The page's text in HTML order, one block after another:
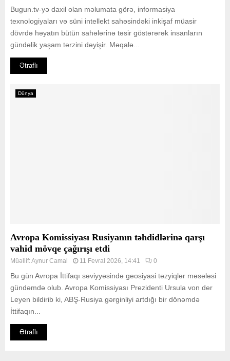
Bugun.tv-yə daxil olan məlumata görə, informasiya
texnologiyaları və süni intellekt sahəsindəki inkişaf müasir
dövrdə həyatın bütün sahələrinə təsir göstərərək insanların
gündəlik yaşam tərzini dəyişir. Məqalə...
Ətraflı
Dünya
Avropa Komissiyası Rusiyanın təhdidlərinə qarşı
vahid mövqe çağırışı etdi
Müəllif:Aynur Camal 11 Fevral 2026, 14:41 0
Bu gün Avropa İttifaqı səviyyəsində geosiyasi təzyiqlər məsələsi
gündəmdə olub. Avropa Komissiyası Prezidenti Ursula von der
Leyen bildirib ki, ABŞ-Rusiya gərginliyi artdığı bir dönəmdə
İttifaqın...
Ətraflı